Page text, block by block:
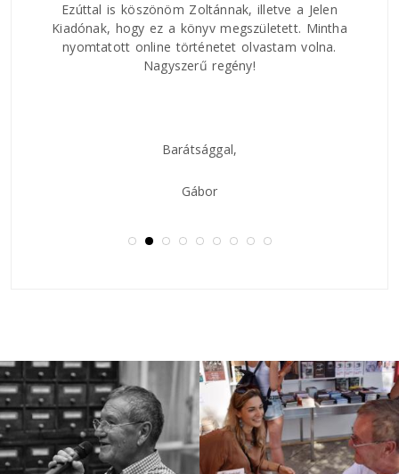
Ezúttal is köszönöm Zoltánnak, illetve a Jelen
Kiadónak, hogy ez a könyv megszületett. Mintha
nyomtatott online történetet olvastam volna.
Nagyszerű regény!
Barátsággal,
Gábor